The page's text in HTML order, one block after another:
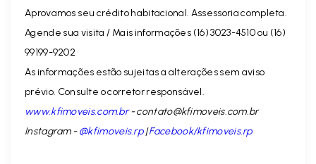
Aprovamos seu crédito habitacional. Assessoria completa.
Agende sua visita / Mais informações (16) 3023-4510 ou (16)
99199-9202
As informações estão sujeitas a alterações sem aviso
prévio. Consulte o corretor responsável.
www.kfimoveis.com.br-contato@kfimoveis.com.br
Instagram -@kfimoveis.rp|Facebook/kfimoveis.rp